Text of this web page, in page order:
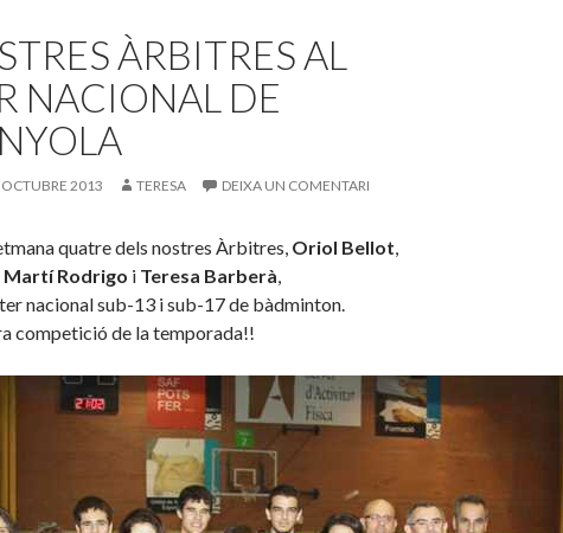
ÀRBITRES AL
NACIONAL DE
2013 TERESA DEIXA UN COMENTARI
quatre dels nostres Àrbitres, Oriol Bellot,
Martí Rodrigo i Teresa Barberà,
nacional sub-13 i sub-17 de bàdminton.
competició de la temporada!!